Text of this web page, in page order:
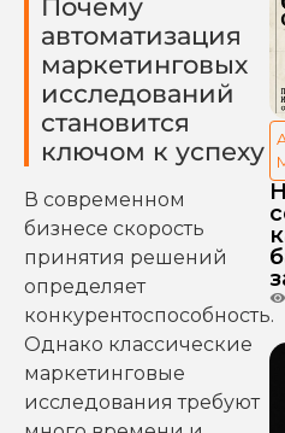
Почему
автоматизация
маркетинговых
исследований
становится
ключом к успеху
В современном
бизнесе скорость
принятия решений
определяет
конкурентоспособность.
Однако классические
маркетинговые
исследования требуют